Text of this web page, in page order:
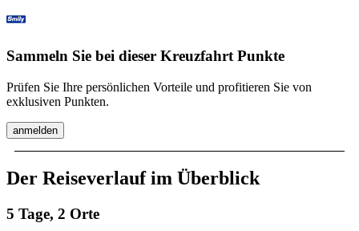
Sammeln Sie bei dieser Kreuzfahrt Punkte
Prüfen Sie Ihre persönlichen Vorteile und profitieren Sie von
exklusiven Punkten.
anmelden
Der Reiseverlauf im Überblick
5 Tage, 2 Orte